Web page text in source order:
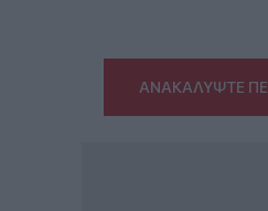
ΑΝΑΚΑΛΥΨΤΕ